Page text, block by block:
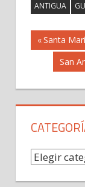
ANTIGUA
Previous
Post:
Santa
Next
Post:
San
Categorías